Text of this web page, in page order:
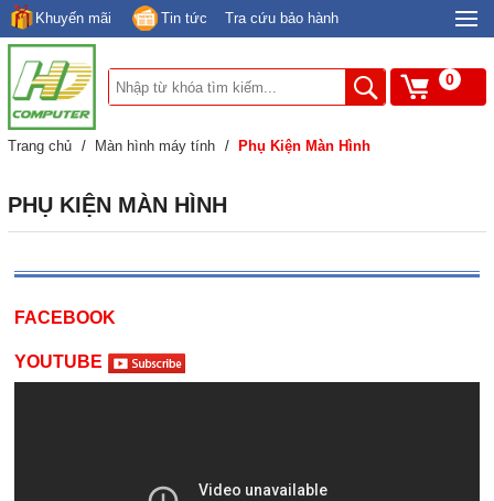
Khuyến mãi Tin tức Tra cứu bảo hành
0
Trang chủ / Màn hình máy tính / Phụ Kiện Màn Hình
PHỤ KIỆN MÀN HÌNH
FACEBOOK
YOUTUBE